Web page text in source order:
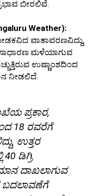
ಬೀರಲಿವೆ.
Weather):
ವಾತಾವರಣವಿದ್ದು,
ಮಳೆಯಾಗುವ
ಉಷ್ಣಾಂಶದಿಂದ
ನೀಡಲಿದೆ.
ಪ್ರಕಾರ,
18 ರವರೆಗೆ
ಉತ್ತರ
ಡಿಗ್ರಿ
ದಾಖಲಾಗುವ
ಬದಲಾವಣೆಗೆ